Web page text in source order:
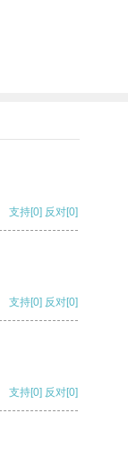
支持[0] 反对[0]
支持[0] 反对[0]
支持[0] 反对[0]